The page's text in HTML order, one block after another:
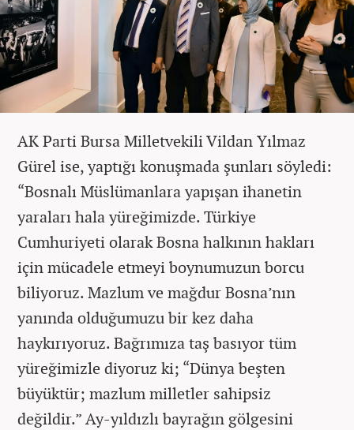
AK Parti Bursa Milletvekili Vildan Yılmaz
Gürel ise, yaptığı konuşmada şunları söyledi:
“Bosnalı Müslümanlara yapışan ihanetin
yaraları hala yüreğimizde. Türkiye
Cumhuriyeti olarak Bosna halkının hakları
için mücadele etmeyi boynumuzun borcu
biliyoruz. Mazlum ve mağdur Bosna’nın
yanında olduğumuzu bir kez daha
haykırıyoruz. Bağrımıza taş basıyor tüm
yüreğimizle diyoruz ki; “Dünya beşten
büyüktür; mazlum milletler sahipsiz
değildir.” Ay-yıldızlı bayrağın gölgesini